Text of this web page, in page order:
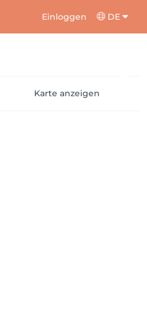
Einloggen DE
Karte anzeigen